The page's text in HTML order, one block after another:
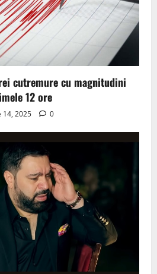
cutremure cu magnitudini
12 ore
2025 0